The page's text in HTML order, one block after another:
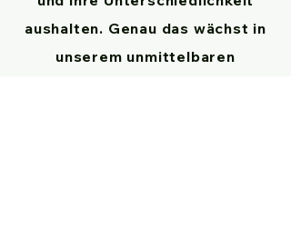
aushalten. Genau das wächst in
unserem unmittelbaren